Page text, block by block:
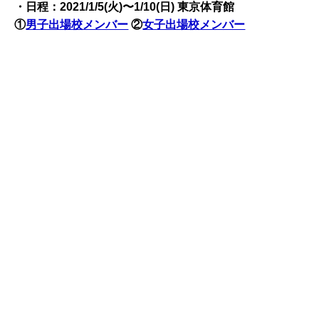
・日程：2021/1/5(火)〜1/10(日) 東京体育館
①男子出場校メンバー ②女子出場校メンバー